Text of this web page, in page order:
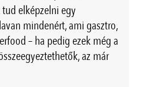
elképzelni egy
mindenért, ami gasztro,
– ha pedig ezek még a
az már